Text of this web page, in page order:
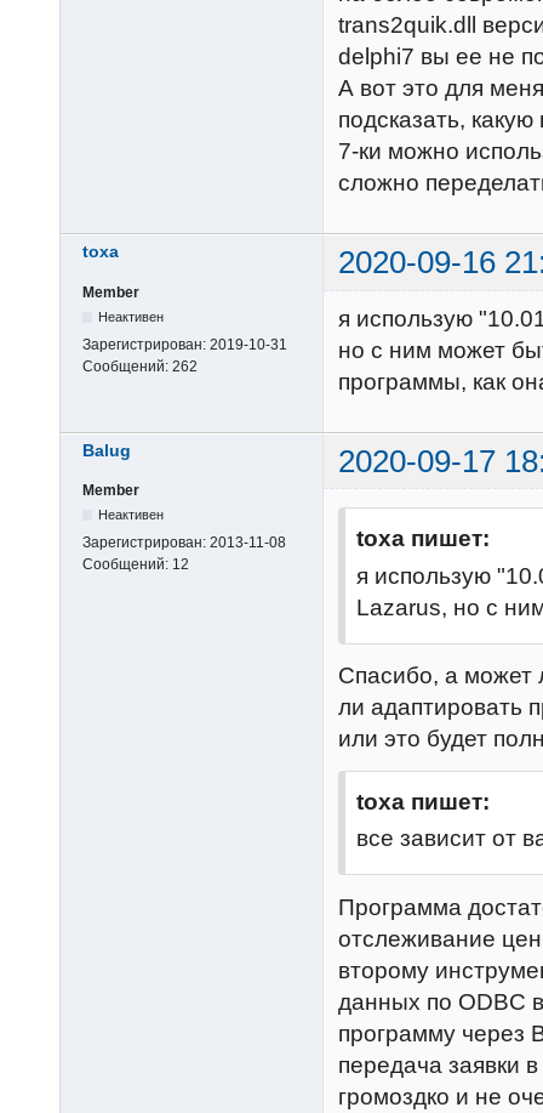
trans2quik.dll
delphi7 вы ее не
А вот это для
подсказать,
7-ки можно
сложно
toxa 2020-09-16
Member
Неактивен
Зарегистрирован: 2019-10-31
Сообщений: 262
я использую
но с ним может
программы, как
Balug 2020-09-17
Member
Неактивен
Зарегистрирован: 2013-11-08
Сообщений: 12
toxa пишет:
я использую
Lazarus, но с
Спасибо, а может
ли адаптировать
или это будет
toxa пишет:
все зависит от
Программа
отслеживание
второму
данных по ODBC
программу через
передача заявки
громоздко и не